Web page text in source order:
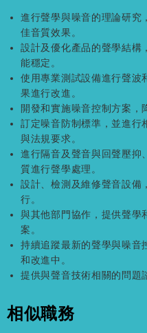
進行聲學與噪音的理論研究
佳音質效果。
設計及優化產品的聲學結構
能穩定。
使用專業測試設備進行聲波
果進行改進。
開發和實施噪音控制方案，
訂定噪音防制標準，並進行
與法規要求。
進行隔音及聲音與回聲壓抑
質進行聲學處理。
設計、檢測及維修聲音設備
行。
與其他部門協作，提供聲學
案。
持續追蹤最新的聲學與噪音
和改進中。
提供與聲音技術相關的問題
相似職務